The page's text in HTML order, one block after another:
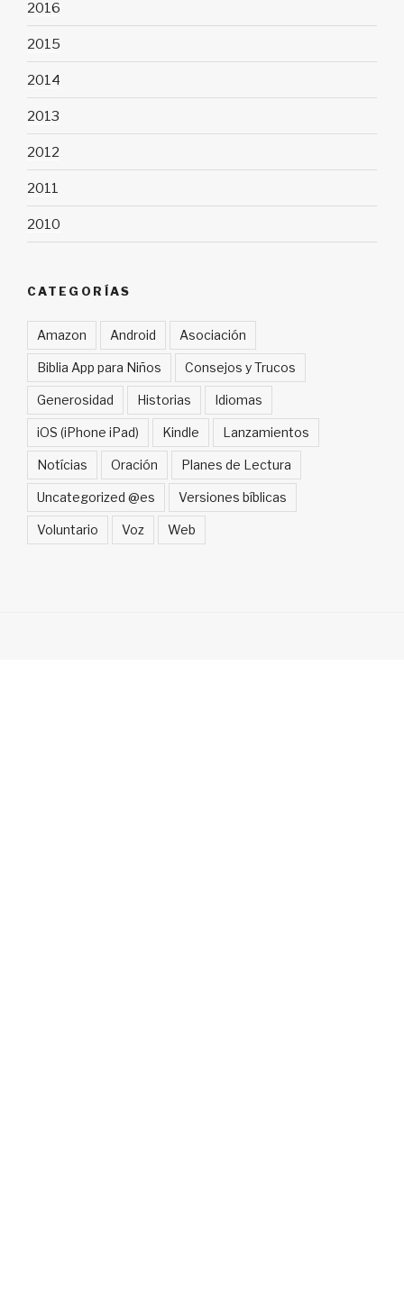
2016
2015
2014
2013
2012
2011
2010
CATEGORÍAS
Amazon Android Asociación
Biblia App para Niños Consejos y Trucos
Generosidad Historias Idiomas
iOS (iPhone iPad) Kindle Lanzamientos
Notícias Oración Planes de Lectura
Uncategorized @es Versiones bíblicas
Voluntario Voz Web